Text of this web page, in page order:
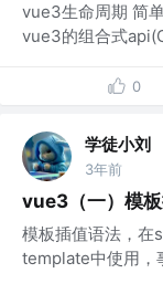
vue3生命周期 简
vue3的组合式
0
学徒小刘
3年前
vue3（一）模
模板插值语法，在
template中使用，